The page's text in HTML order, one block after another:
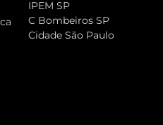
IPEM SP
C Bombeiros SP
Cidade São Paulo